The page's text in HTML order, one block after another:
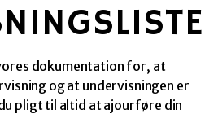
dokumentation for, at
og at undervisningen er
pligt til altid at ajourføre din